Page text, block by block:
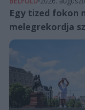
Egy tized fokon
melegrekordja